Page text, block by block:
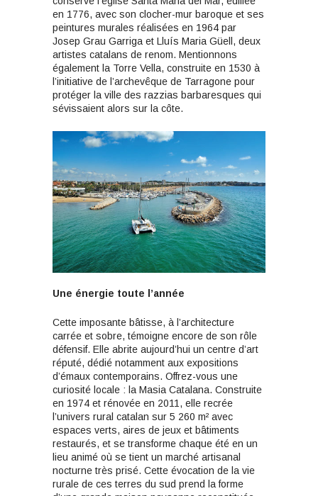
en 1776, avec son clocher-mur baroque et ses
peintures murales réalisées en 1964 par
Josep Grau Garriga et Lluís Maria Güell, deux
artistes catalans de renom. Mentionnons
également la Torre Vella, construite en 1530 à
l’initiative de l’archevêque de Tarragone pour
protéger la ville des razzias barbaresques qui
sévissaient alors sur la côte.
Une énergie toute l’année
Cette imposante bâtisse, à l’architecture
carrée et sobre, témoigne encore de son rôle
défensif. Elle abrite aujourd’hui un centre d’art
réputé, dédié notamment aux expositions
d’émaux contemporains. Offrez-vous une
curiosité locale : la Masia Catalana. Construite
en 1974 et rénovée en 2011, elle recrée
l’univers rural catalan sur 5 260 m² avec
espaces verts, aires de jeux et bâtiments
restaurés, et se transforme chaque été en un
lieu animé où se tient un marché artisanal
nocturne très prisé. Cette évocation de la vie
rurale de ces terres du sud prend la forme